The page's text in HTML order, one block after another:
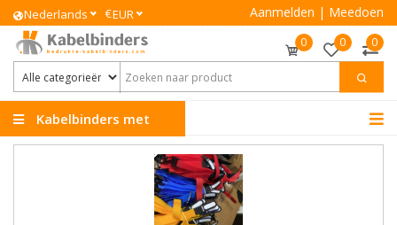
Nederlands €EUR Aanmelden | Meedoen
0 0 0
Kabelbinders met